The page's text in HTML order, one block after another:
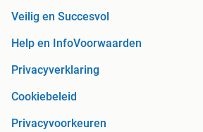
Veilig en Succesvol
Help en InfoVoorwaarden
Privacyverklaring
Cookiebeleid
Privacyvoorkeuren